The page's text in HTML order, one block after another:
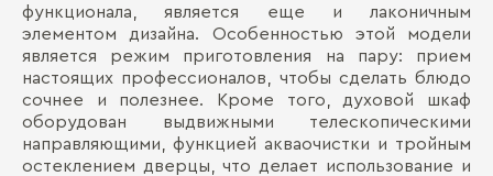
функционала, является еще и лаконичным
элементом дизайна. Особенностью этой модели
является режим приготовления на пару: прием
настоящих профессионалов, чтобы сделать блюдо
сочнее и полезнее. Кроме того, духовой шкаф
оборудован выдвижными телескопическими
направляющими, функцией акваочистки и тройным
остеклением дверцы, что делает использование и